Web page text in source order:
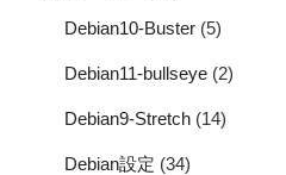
Debian10-Buster (5)
Debian11-bullseye (2)
Debian9-Stretch (14)
Debian設定 (34)